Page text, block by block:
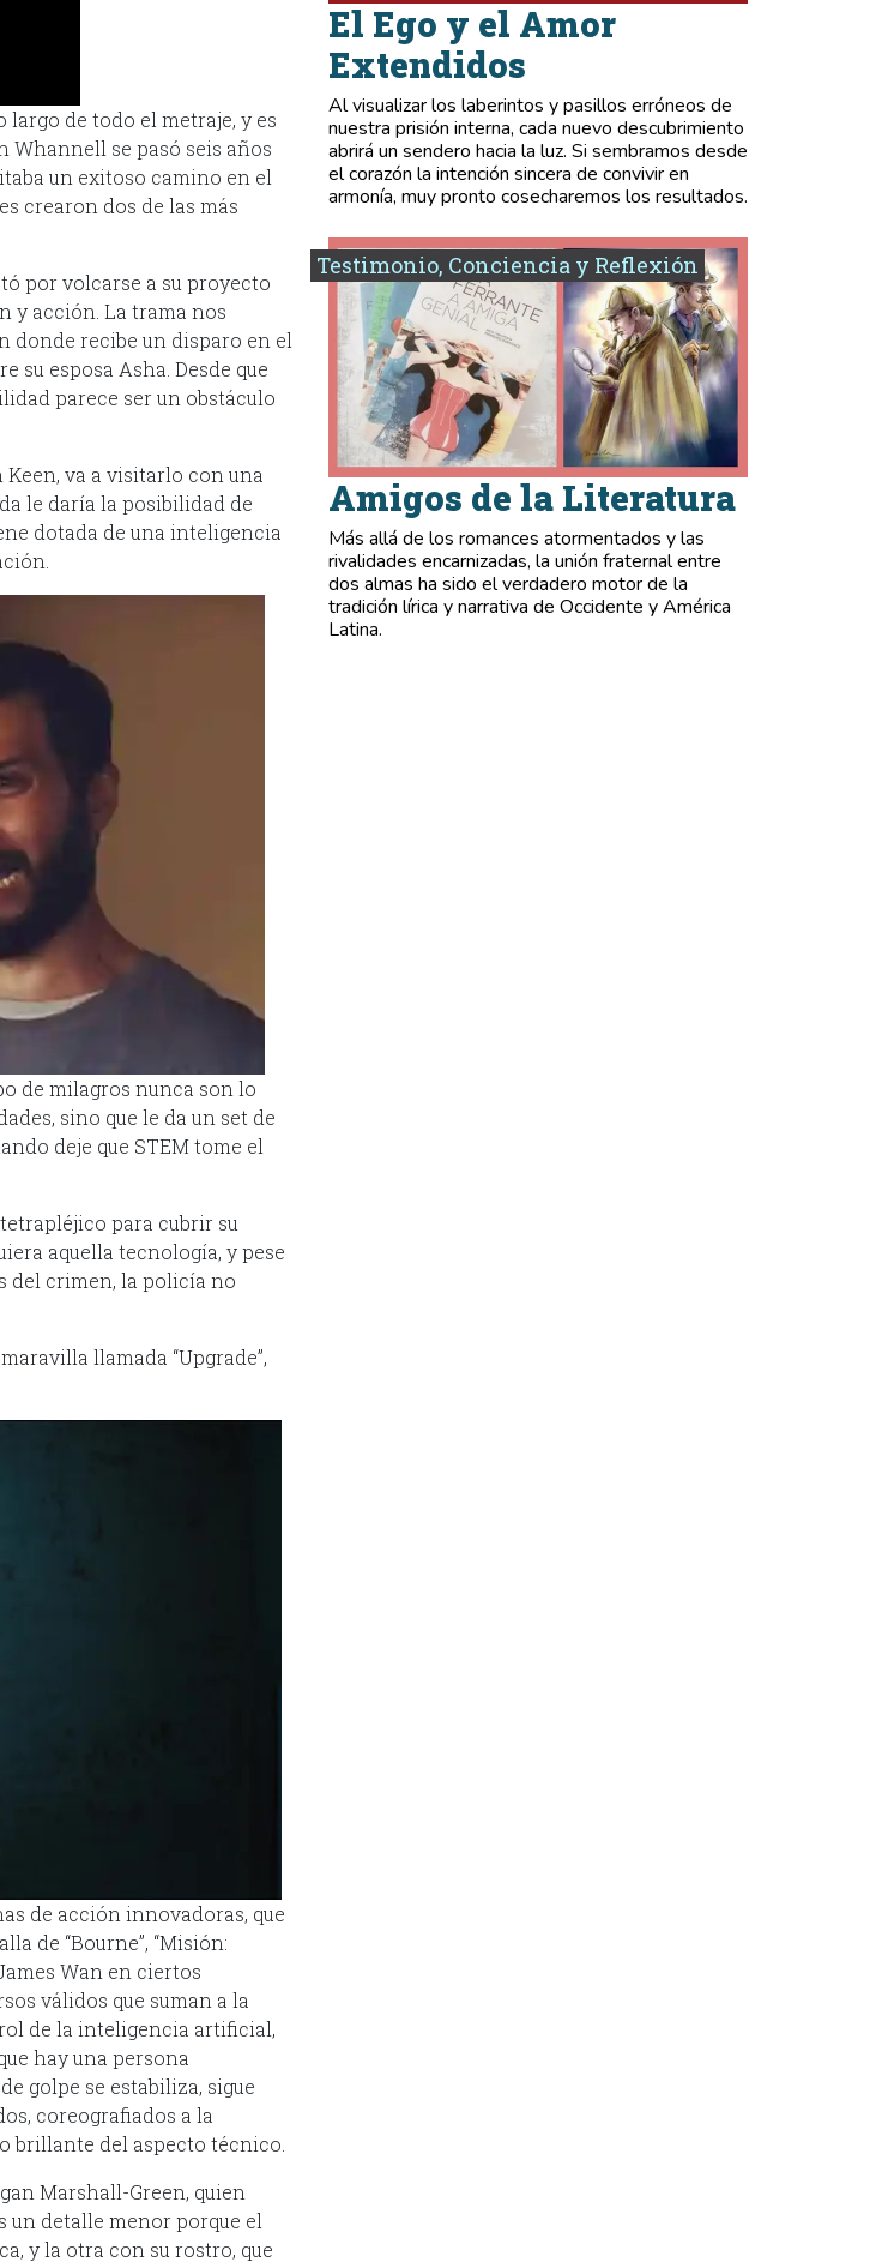
largo de todo el metraje, y es
Whannell se pasó seis años
un exitoso camino en el
crearon dos de las más
por volcarse a su proyecto
y acción. La trama nos
donde recibe un disparo en el
su esposa Asha. Desde que
parece ser un obstáculo
va a visitarlo con una
le daría la posibilidad de
dotada de una inteligencia
de milagros nunca son lo
sino que le da un set de
deje que STEM tome el
para cubrir su
aquella tecnología, y pese
del crimen, la policía no
llamada “Upgrade”,
de acción innovadoras, que
de “Bourne”, “Misión:
Wan en ciertos
válidos que suman a la
de la inteligencia artificial,
hay una persona
golpe se estabiliza, sigue
coreografiados a la
brillante del aspecto técnico.
Marshall-Green, quien
un detalle menor porque el
y la otra con su rostro, que
El Ego y el Amor
Extendidos
Al visualizar los laberintos y pasillos erróneos de
nuestra prisión interna, cada nuevo descubrimiento
abrirá un sendero hacia la luz. Si sembramos desde
el corazón la intención sincera de convivir en
armonía, muy pronto cosecharemos los resultados.
Testimonio, Conciencia y Reflexión
Amigos de la Literatura
Más allá de los romances atormentados y las
rivalidades encarnizadas, la unión fraternal entre
dos almas ha sido el verdadero motor de la
tradición lírica y narrativa de Occidente y América
Latina.